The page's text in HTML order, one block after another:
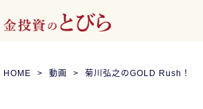
HOME 動画 菊川弘之のGOLD Rush！